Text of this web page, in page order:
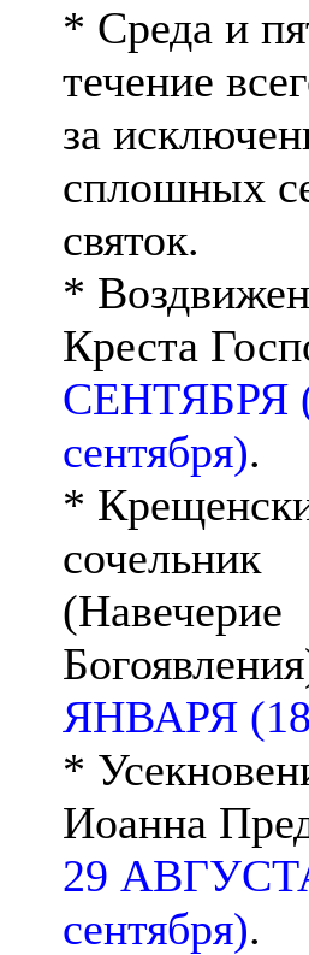
* Среда и
течение
за
сплошных
святок.
*
Креста
СЕНТЯБРЯ
сентября).
*
сочельник
(Навечерие
ЯНВАРЯ (18
*
Иоанна
29
сентября).